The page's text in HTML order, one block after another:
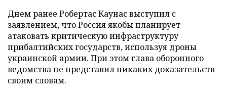
Днем ранее Робертас Каунас выступил с
заявлением, что Россия якобы планирует
атаковать критическую инфраструктуру
прибалтийских государств, используя дроны
украинской армии. При этом глава оборонного
ведомства не представил никаких доказательств
своим словам.